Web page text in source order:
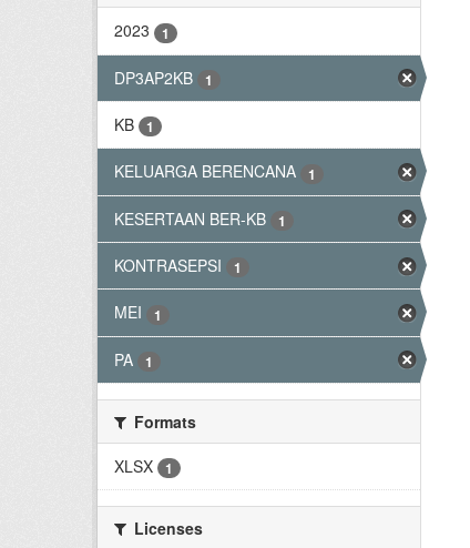
2023
1
DP3AP2KB 1
KB 1
KELUARGA BERENCANA 1
KESERTAAN BER-KB 1
KONTRASEPSI 1
MEI 1
PA 1
Formats
XLSX
1
Licenses